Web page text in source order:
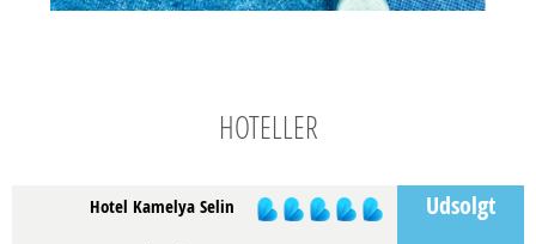
HOTELLER
Udsolgt
Hotel Kamelya Selin